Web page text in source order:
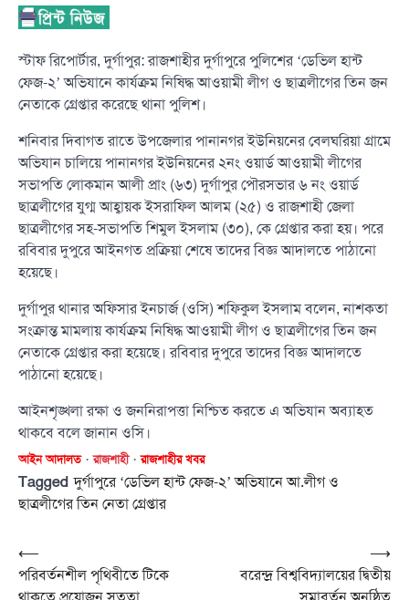
স্টাফ রিপোর্টার, দুর্গাপুর: রাজশাহীর দুর্গাপুরে পুলিশের ‘ডেভিল হান্ট
ফেজ-২’ অভিযানে কার্যক্রম নিষিদ্ধ আওয়ামী লীগ ও ছাত্রলীগের তিন জন
নেতাকে গ্রেপ্তার করেছে থানা পুলিশ।
শনিবার দিবাগত রাতে উপজেলার পানানগর ইউনিয়নের বেলঘরিয়া গ্রামে
অভিযান চালিয়ে পানানগর ইউনিয়নের ২নং ওয়ার্ড আওয়ামী লীগের
সভাপতি লোকমান আলী প্রাং (৬৩) দুর্গাপুর পৌরসভার ৬ নং ওয়ার্ড
ছাত্রলীগের যুগ্ম আহ্বায়ক ইসরাফিল আলম (২৫) ও রাজশাহী জেলা
ছাত্রলীগের সহ-সভাপতি শিমুল ইসলাম (৩০), কে গ্রেপ্তার করা হয়। পরে
রবিবার দুপুরে আইনগত প্রক্রিয়া শেষে তাদের বিজ্ঞ আদালতে পাঠানো
হয়েছে।
দুর্গাপুর থানার অফিসার ইনচার্জ (ওসি) শফিকুল ইসলাম বলেন, নাশকতা
সংক্রান্ত মামলায় কার্যক্রম নিষিদ্ধ আওয়ামী লীগ ও ছাত্রলীগের তিন জন
নেতাকে গ্রেপ্তার করা হয়েছে। রবিবার দুপুরে তাদের বিজ্ঞ আদালতে
পাঠানো হয়েছে।
আইনশৃঙ্খলা রক্ষা ও জননিরাপত্তা নিশ্চিত করতে এ অভিযান অব্যাহত
থাকবে বলে জানান ওসি।
আইন আদালত রাজশাহী রাজশাহীর খবর
Taggedদুর্গাপুরে ‘ডেভিল হান্ট ফেজ-২’ অভিযানে আ.লীগ ও
ছাত্রলীগের তিন নেতা গ্রেপ্তার
Post
navigation
⟵
পরিবর্তনশীল পৃথিবীতে টিকে
বরেন্দ্র বিশ্ববিদ্যালয়ের দ্বিতীয়
⟶